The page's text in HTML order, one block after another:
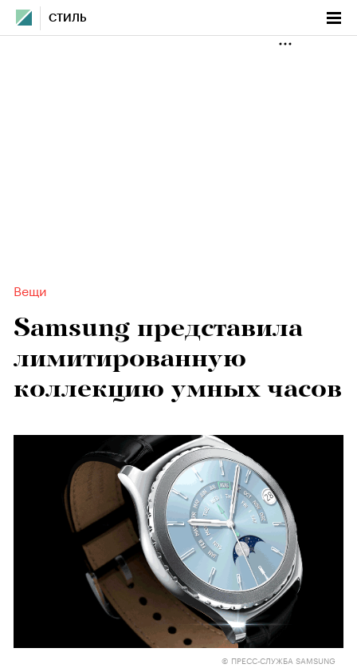
СТИЛЬ
Вещи
Samsung представила
лимитированную
коллекцию умных часов
© ПРЕСС-СЛУЖБА SAMSUNG